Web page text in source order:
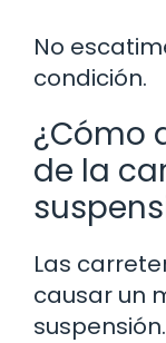
No
condición.
¿Cómo
de la
Las
causar un
suspensión.